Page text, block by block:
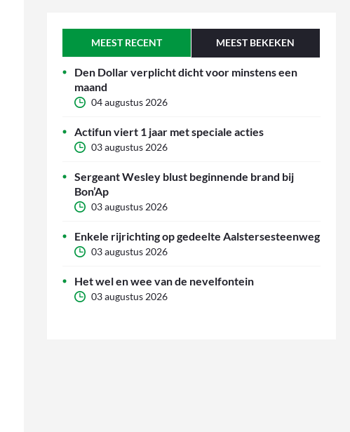
MEEST RECENT MEEST BEKEKEN
Den Dollar verplicht dicht voor minstens een
maand
04 augustus 2026
Actifun viert 1 jaar met speciale acties
03 augustus 2026
Sergeant Wesley blust beginnende brand bij
Bon’Ap
03 augustus 2026
Enkele rijrichting op gedeelte Aalstersesteenweg
03 augustus 2026
Het wel en wee van de nevelfontein
03 augustus 2026